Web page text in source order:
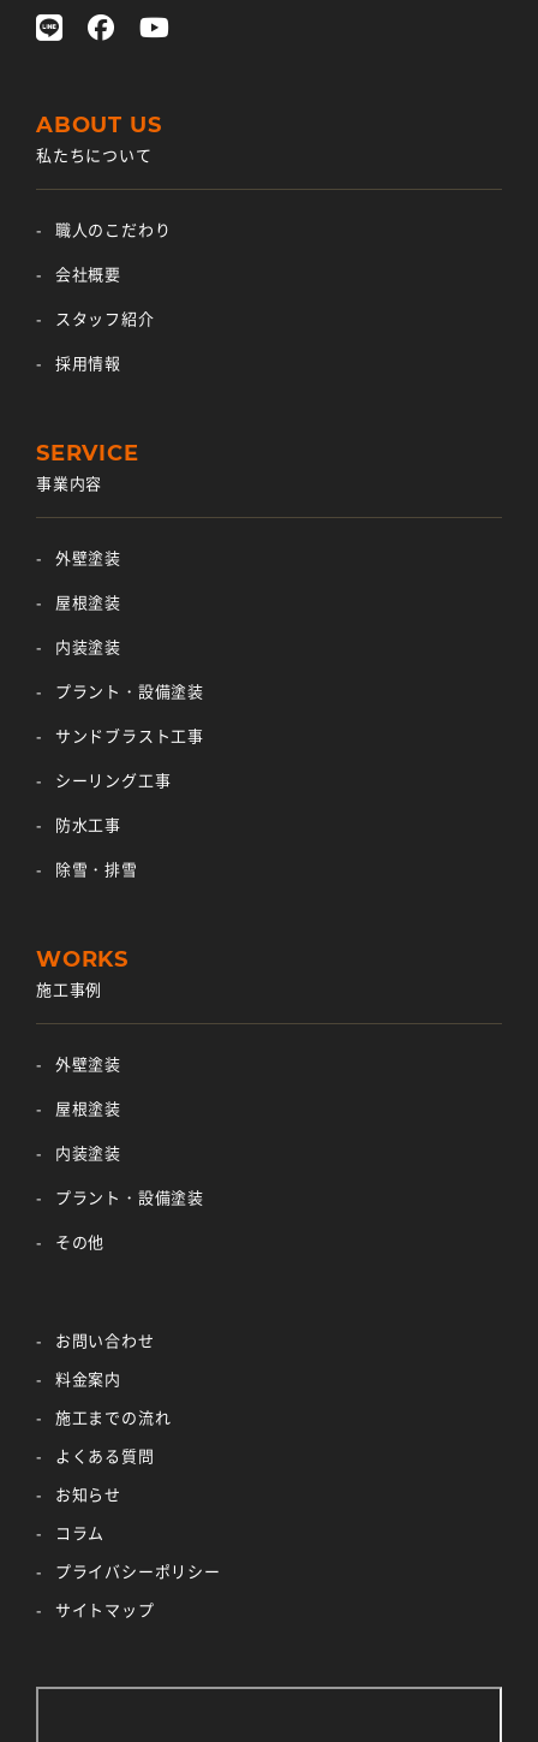
私たちについて
職人のこだわり
会社概要
スタッフ紹介
採用情報
事業内容
外壁塗装
屋根塗装
内装塗装
プラント・設備塗装
サンドブラスト工事
シーリング工事
防水工事
除雪・排雪
施工事例
外壁塗装
屋根塗装
内装塗装
プラント・設備塗装
その他
お問い合わせ
料金案内
施工までの流れ
よくある質問
お知らせ
コラム
プライバシーポリシー
サイトマップ